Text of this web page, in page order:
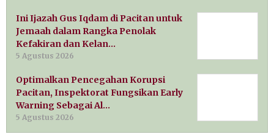
Ini Ijazah Gus Iqdam di Pacitan untuk
Jemaah dalam Rangka Penolak
Kefakiran dan Kelan…
5 Agustus 2026
Optimalkan Pencegahan Korupsi
Pacitan, Inspektorat Fungsikan Early
Warning Sebagai Al…
5 Agustus 2026